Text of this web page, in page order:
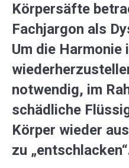
Körpersäfte
Fachjargon als
Um die Harmonie
notwendig, im
schädliche
Körper wieder
zu